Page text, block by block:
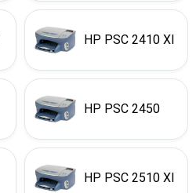
HP PSC 2410 XI
HP PSC 2450
HP PSC 2510 XI